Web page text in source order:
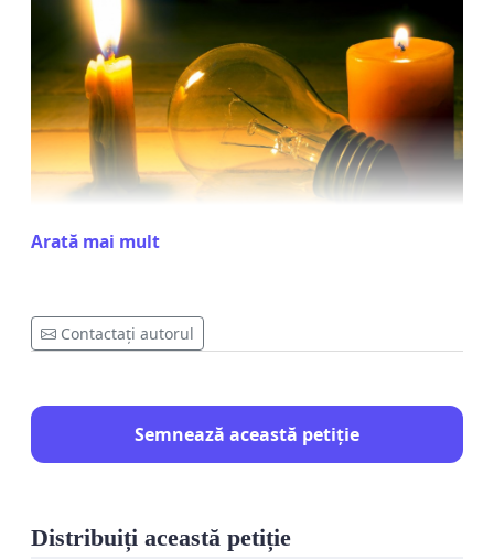
Lipsită de investiții, rețeaua e-Distribuție Muntenia
SA din comuna Berceni IF:
energiei electrice – locuitorii reclamă variații de
tensiune și întreruperi frecvente;
locuitorilor din comuna Berceni de a beneficia
de supermarket, școli, grădinițe, zone
Arată mai mult
Contactați autorul
Semnează această petiție
Distribuiți această petiție